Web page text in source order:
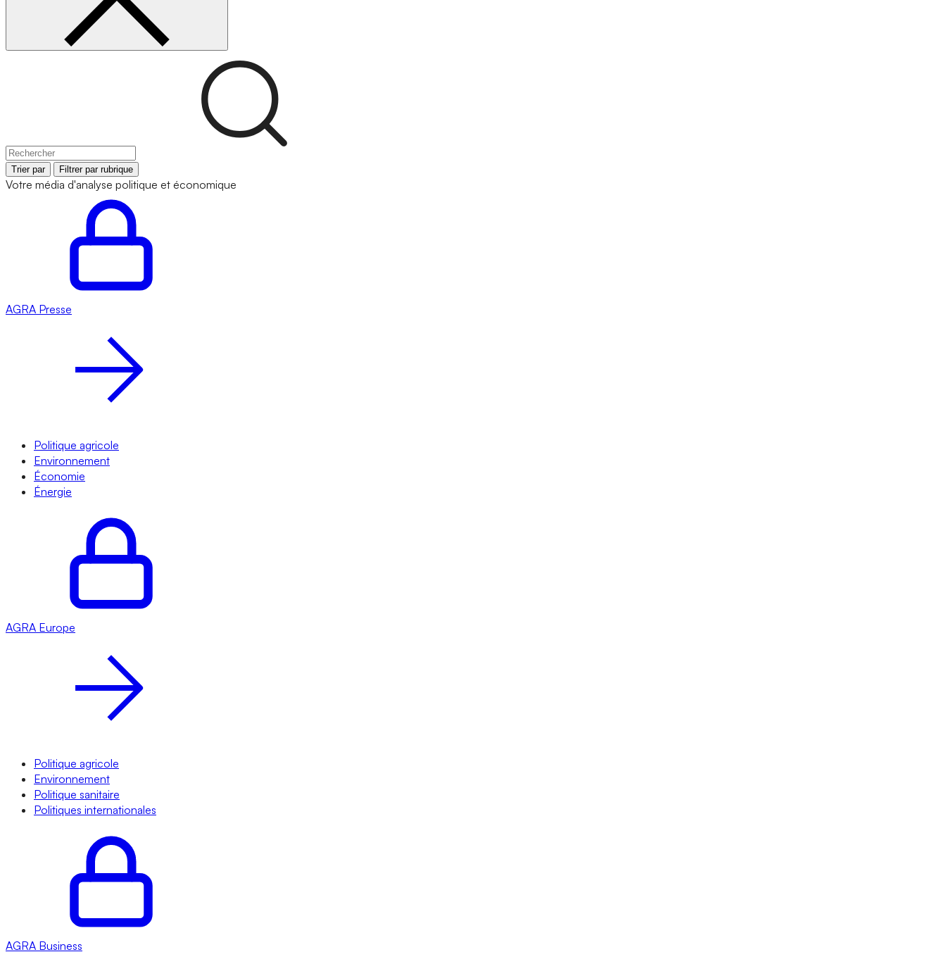
Trier par Filtrer par rubrique
Votre média d'analyse politique et économique
AGRA Presse
Politique agricole
Environnement
Économie
Énergie
AGRA Europe
Politique agricole
Environnement
Politique sanitaire
Politiques internationales
AGRA Business